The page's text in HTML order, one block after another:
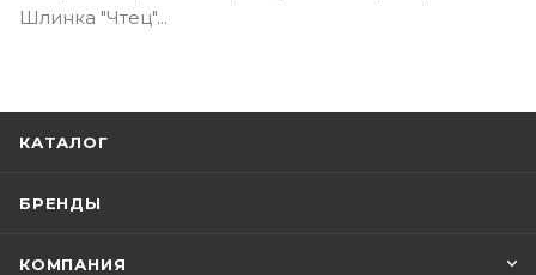
Шлинка "Чтец"...
КАТАЛОГ
БРЕНДЫ
КОМПАНИЯ